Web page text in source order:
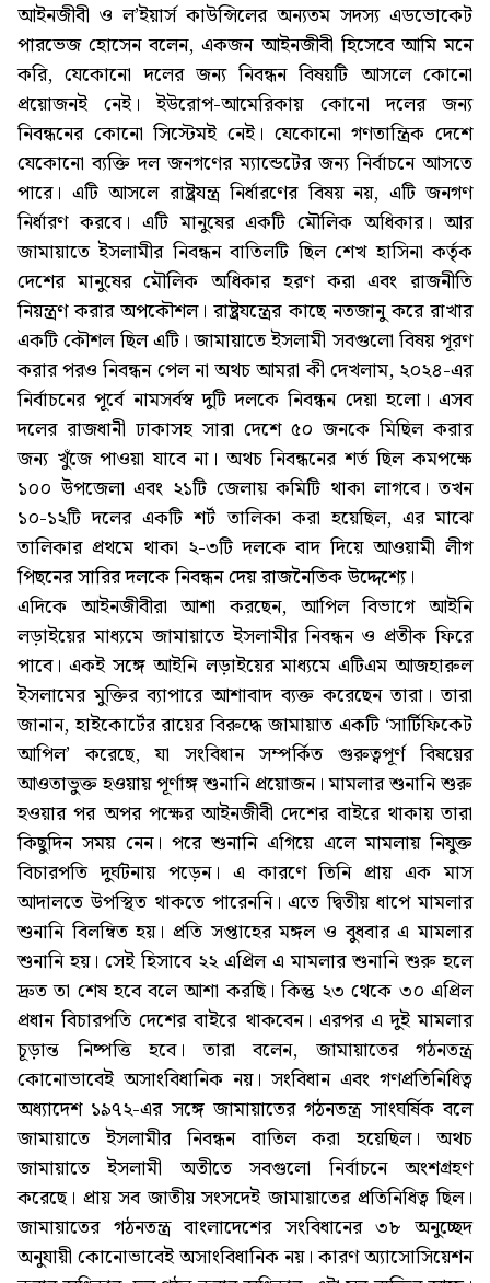
আইনজীবী ও ল’ইয়ার্স কাউন্সিলের অন্যতম সদস্য এডভোকেট
পারভেজ হোসেন বলেন, একজন আইনজীবী হিসেবে আমি মনে
করি, যেকোনো দলের জন্য নিবন্ধন বিষয়টি আসলে কোনো
প্রয়োজনই নেই। ইউরোপ-আমেরিকায় কোনো দলের জন্য
নিবন্ধনের কোনো সিস্টেমই নেই। যেকোনো গণতান্ত্রিক দেশে
যেকোনো ব্যক্তি দল জনগণের ম্যান্ডেটের জন্য নির্বাচনে আসতে
পারে। এটি আসলে রাষ্ট্রযন্ত্র নির্ধারণের বিষয় নয়, এটি জনগণ
নির্ধারণ করবে। এটি মানুষের একটি মৌলিক অধিকার। আর
জামায়াতে ইসলামীর নিবন্ধন বাতিলটি ছিল শেখ হাসিনা কর্তৃক
দেশের মানুষের মৌলিক অধিকার হরণ করা এবং রাজনীতি
নিয়ন্ত্রণ করার অপকৌশল। রাষ্ট্রযন্ত্রের কাছে নতজানু করে রাখার
একটি কৌশল ছিল এটি। জামায়াতে ইসলামী সবগুলো বিষয় পূরণ
করার পরও নিবন্ধন পেল না অথচ আমরা কী দেখলাম, ২০২৪-এর
নির্বাচনের পূর্বে নামসর্বস্ব দুটি দলকে নিবন্ধন দেয়া হলো। এসব
দলের রাজধানী ঢাকাসহ সারা দেশে ৫০ জনকে মিছিল করার
জন্য খুঁজে পাওয়া যাবে না। অথচ নিবন্ধনের শর্ত ছিল কমপক্ষে
১০০ উপজেলা এবং ২১টি জেলায় কমিটি থাকা লাগবে। তখন
১০-১২টি দলের একটি শর্ট তালিকা করা হয়েছিল, এর মাঝে
তালিকার প্রথমে থাকা ২-৩টি দলকে বাদ দিয়ে আওয়ামী লীগ
পিছনের সারির দলকে নিবন্ধন দেয় রাজনৈতিক উদ্দেশ্যে।
এদিকে আইনজীবীরা আশা করছেন, আপিল বিভাগে আইনি
লড়াইয়ের মাধ্যমে জামায়াতে ইসলামীর নিবন্ধন ও প্রতীক ফিরে
পাবে। একই সঙ্গে আইনি লড়াইয়ের মাধ্যমে এটিএম আজহারুল
ইসলামের মুক্তির ব্যাপারে আশাবাদ ব্যক্ত করেছেন তারা। তারা
জানান, হাইকোর্টের রায়ের বিরুদ্ধে জামায়াত একটি ‘সার্টিফিকেট
আপিল’ করেছে, যা সংবিধান সম্পর্কিত গুরুত্বপূর্ণ বিষয়ের
আওতাভুক্ত হওয়ায় পূর্ণাঙ্গ শুনানি প্রয়োজন। মামলার শুনানি শুরু
হওয়ার পর অপর পক্ষের আইনজীবী দেশের বাইরে থাকায় তারা
কিছুদিন সময় নেন। পরে শুনানি এগিয়ে এলে মামলায় নিযুক্ত
বিচারপতি দুর্ঘটনায় পড়েন। এ কারণে তিনি প্রায় এক মাস
আদালতে উপস্থিত থাকতে পারেননি। এতে দ্বিতীয় ধাপে মামলার
শুনানি বিলম্বিত হয়। প্রতি সপ্তাহের মঙ্গল ও বুধবার এ মামলার
শুনানি হয়। সেই হিসাবে ২২ এপ্রিল এ মামলার শুনানি শুরু হলে
দ্রুত তা শেষ হবে বলে আশা করছি। কিন্তু ২৩ থেকে ৩০ এপ্রিল
প্রধান বিচারপতি দেশের বাইরে থাকবেন। এরপর এ দুই মামলার
চূড়ান্ত নিষ্পত্তি হবে। তারা বলেন, জামায়াতের গঠনতন্ত্র
কোনোভাবেই অসাংবিধানিক নয়। সংবিধান এবং গণপ্রতিনিধিত্ব
অধ্যাদেশ ১৯৭২-এর সঙ্গে জামায়াতের গঠনতন্ত্র সাংঘর্ষিক বলে
জামায়াতে ইসলামীর নিবন্ধন বাতিল করা হয়েছিল। অথচ
জামায়াতে ইসলামী অতীতে সবগুলো নির্বাচনে অংশগ্রহণ
করেছে। প্রায় সব জাতীয় সংসদেই জামায়াতের প্রতিনিধিত্ব ছিল।
জামায়াতের গঠনতন্ত্র বাংলাদেশের সংবিধানের ৩৮ অনুচ্ছেদ
অনুযায়ী কোনোভাবেই অসাংবিধানিক নয়। কারণ অ্যাসোসিয়েশন